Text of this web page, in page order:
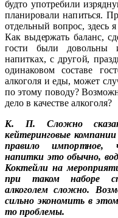
будто употребили
планировали напиться.
отдельный вопрос, здесь
Как выдержать баланс,
гости были довольны
напитках, с другой,
одинаковом составе
алкоголя и еды, может
по этому поводу?
дело в качестве алкоголя?
К. П. Сложно
кейтеринговые
правило импортное,
напитки это обычно,
Коктейли на
при таком наборе
алкоголем сложно.
сильно экономить в
то проблемы.